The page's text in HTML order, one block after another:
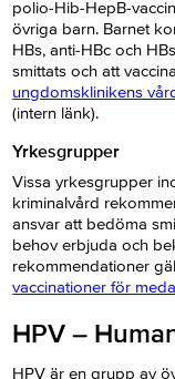
polio-Hib-HepB-
övriga barn. Barnet
HBs, anti-HBc och
smittats och att
ungdomsklinikens
(intern länk).
Yrkesgrupper
Vissa yrkesgrupper
kriminalvård
ansvar att bedöma
behov erbjuda och
rekommendationer
vaccinationer för
HPV –
HPV är en grupp av